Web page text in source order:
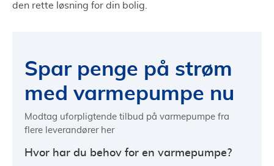
den rette løsning for din bolig.
Spar penge på strøm
med varmepumpe nu
Modtag uforpligtende tilbud på varmepumpe fra
flere leverandører her
Hvor har du behov for en varmepumpe?